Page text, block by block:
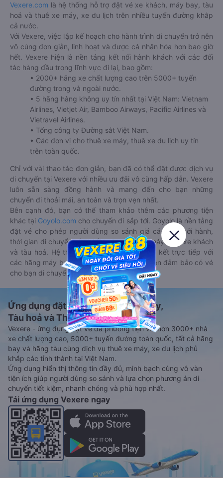
Vexere.com là hệ thống hỗ trợ đặt vé xe khách, máy bay, tàu
hoả và thuê xe máy, xe du lịch trên nhiều tuyến đường khắp
cả nước.
Với Vexere, việc lập kế hoạch cho hành trình di chuyển trở nên
vô cùng đơn giản, linh hoạt và được cá nhân hóa hơn bao giờ
hết. Vexere hiện là nền tảng kết nối hành khách với các đối
tác hàng đầu trong lĩnh vực đi lại, bao gồm:
• 2000+ hãng xe chất lượng cao trên 5000+ tuyến
đường trong và ngoài nước.
• 5 hãng hàng không uy tín nhất tại Việt Nam: Vietnam
Airlines, Vietjet Air, Bamboo Airways, Pacific Airlines và
Vietravel Airlines.
• Tổng công ty Đường sắt Việt Nam.
• Các đơn vị cho thuê xe máy, thuê xe du lịch uy tín
trên toàn quốc.
Chỉ với vài thao tác đơn giản, bạn đã có thể đặt được dịch vụ
di chuyển tại Vexere với nhiều ưu đãi vô cùng hấp dẫn. Vexere
luôn sẵn sàng đồng hành và mang đến cho bạn những
chuyến đi thoải mái, an toàn và trọn vẹn nhất.
Bên cạnh đó, bạn có thể tham khảo thêm các phương tiện
khác tại Goyolo.com cho chuyến đi sắp tới. Goyolo là nền tảng
đặt vé cho phép người dùng so sánh giá cả, giờ khởi hành,
thời gian di chuyển của nhiều phương tiện máy bay, xe khách
và tàu hoả. Hệ thống của Goyolo được liên kết trực tiếp với
các hãng máy bay, xe khách và tàu hoả, luôn đảm bảo có vé
cho bạn di chuyển.
Ứng dụng đặt vé Xe khách, Máy bay,
Tàu hoả và Thuê xe
Vexere - ứng dụng đặt vé đa phương tiện với hơn 3000+ nhà
xe chất lượng cao, 5000+ tuyến đường toàn quốc, tất cả hãng
bay và hãng tàu cùng dịch vụ thuê xe máy, xe du lịch phủ
khắp các tỉnh thành tại Việt Nam.
Ứng dụng hiển thị thông tin đầy đủ, minh bạch cùng vô vàn
tiện ích giúp người dùng so sánh và lựa chọn phương án di
chuyển tiết kiệm, nhanh chóng và phù hợp nhất.
Tải ứng dụng Vexere ngay